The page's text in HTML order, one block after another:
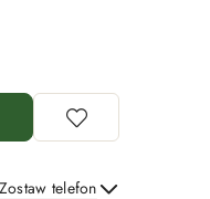
Zostaw telefon